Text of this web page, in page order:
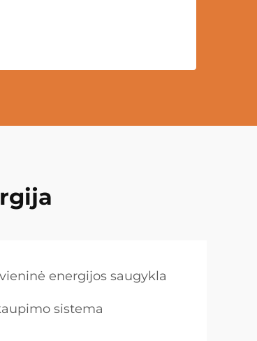
energijos saugykla
sistema